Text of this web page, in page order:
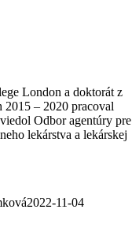
London a doktorát z
– 2020 pracoval
Odbor agentúry pre
lekárstva a lekárskej
2022-11-04